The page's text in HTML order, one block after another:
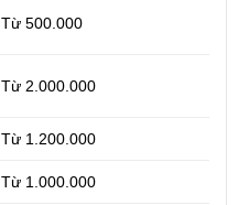
Từ 500.000
Từ 2.000.000
Từ 1.200.000
Từ 1.000.000